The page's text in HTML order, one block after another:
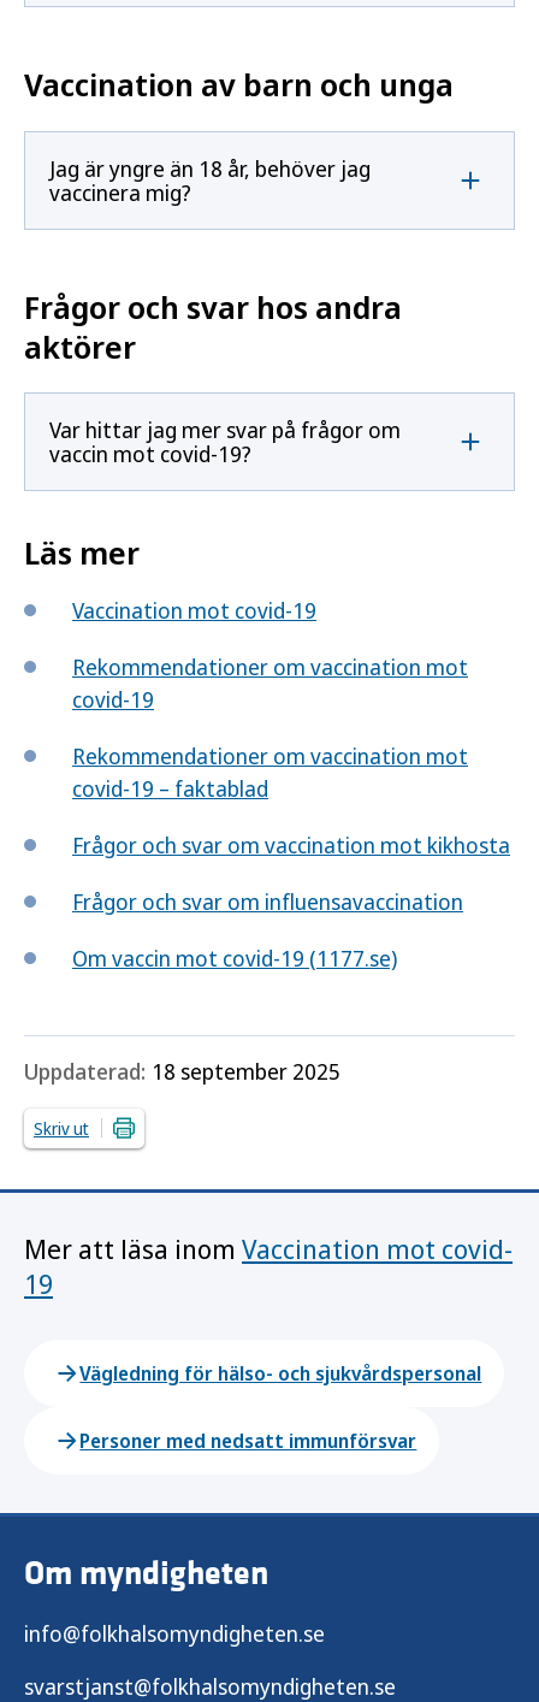
Vaccination av barn och unga
Jag är yngre än 18 år, behöver jag
vaccinera mig?
Frågor och svar hos andra
aktörer
Var hittar jag mer svar på frågor om
vaccin mot covid-19?
Läs mer
Vaccination mot covid-19
Rekommendationer om vaccination mot
covid-19
Rekommendationer om vaccination mot
covid-19 – faktablad
Frågor och svar om vaccination mot kikhosta
Frågor och svar om influensavaccination
Om vaccin mot covid-19 (1177.se)
Uppdaterad: 18 september 2025
Skriv ut
Mer att läsa inom Vaccination mot covid-
19
Vägledning för hälso- och sjukvårdspersonal
Personer med nedsatt immunförsvar
Om myndigheten
info@folkhalsomyndigheten.se
svarstjanst@folkhalsomyndigheten.se